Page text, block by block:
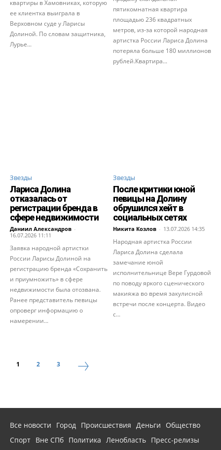
квартиры в Хамовниках, которую
ее клиентка выиграла в
Верховном суде у Ларисы
Долиной. По словам защитника,
Лурье...
пятикомнатная квартира
площадью 236 квадратных
метров, из-за которой народная
артистка России Лариса Долина
потеряла больше 180 миллионов
рублей.Квартира...
Звезды
Лариса Долина
отказалась от
регистрации бренда в
сфере недвижимости
Даниил Александров -
16.07.2026 11:11
Заявка народной артистки
России Ларисы Долиной на
регистрацию бренда «Сохранить
и приумножить» в сфере
недвижимости была отозвана.
Ранее представитель певицы
опроверг информацию о
намерении...
Звезды
После критики юной
певицы на Долину
обрушился хейт в
социальных сетях
Никита Козлов - 13.07.2026 14:35
Народная артистка России
Лариса Долина сделала
замечание юной
исполнительнице Вере Гурдовой
по поводу яркого сценического
макияжа во время закулисной
встречи после концерта. Видео
с...
1 2 3
Все новости Город Происшествия Деньги
Общество
Спорт Вне СПб Политика Ленобласть Пресс-релизы